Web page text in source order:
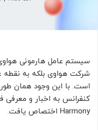
سیستم عامل هارمونی‌
شرکت هواوی بلکه به نقطه
است. با این وجود همان
کنفرانس به اخبار و معرفی
Harmony اختصاص یافت.